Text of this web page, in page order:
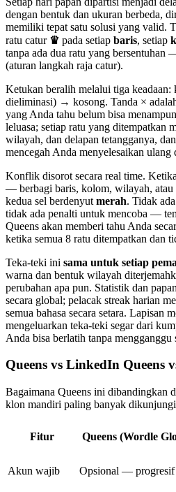
dengan bentuk dan ukuran berbeda,
memiliki tepat satu solusi yang valid.
ratu catur ♛ pada setiap baris, setiap
tanpa ada dua ratu yang bersentuhan
(aturan langkah raja catur).
Ketukan beralih melalui tiga
dieliminasi) → kosong. Tanda ×
yang Anda tahu belum bisa
leluasa; setiap ratu yang ditempatkan
wilayah, dan delapan tetangganya,
mencegah Anda menyelesaikan ulang
Konflik disorot secara real time.
— berbagi baris, kolom, wilayah,
kedua sel berdenyut merah. Tidak
tidak ada penalti untuk mencoba —
Queens akan memberi tahu Anda
ketika semua 8 ratu ditempatkan dan
Teka-teki ini sama untuk setiap
warna dan bentuk wilayah
perubahan apa pun. Statistik dan
secara global; pelacak streak harian
semua bahasa secara setara. Lapisan
mengeluarkan teka-teki segar dari
Anda bisa berlatih tanpa mengganggu
Queens vs LinkedIn Queens
Bagaimana Queens ini dibandingkan
klon mandiri paling banyak
Fitur Queens (Wordle
Akun wajib Opsional — progresif